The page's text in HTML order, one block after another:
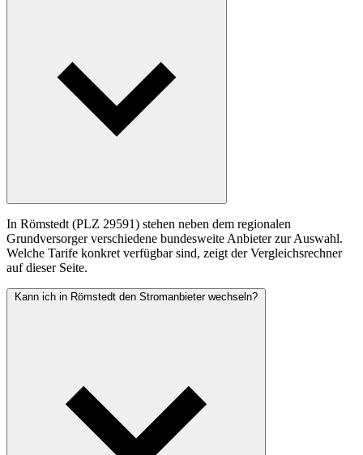
In Römstedt (PLZ 29591) stehen neben dem regionalen
Grundversorger verschiedene bundesweite Anbieter zur Auswahl.
Welche Tarife konkret verfügbar sind, zeigt der Vergleichsrechner
auf dieser Seite.
Kann ich in Römstedt den Stromanbieter wechseln?